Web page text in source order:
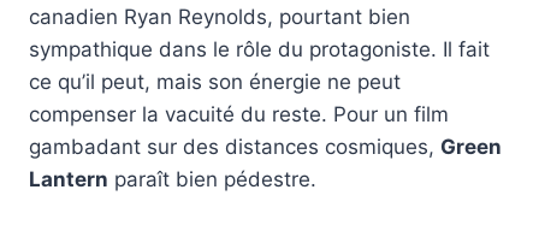
canadien Ryan Reynolds, pourtant bien
sympathique dans le rôle du protagoniste. Il fait
ce qu’il peut, mais son énergie ne peut
compenser la vacuité du reste. Pour un film
gambadant sur des distances cosmiques, Green
Lantern paraît bien pédestre.